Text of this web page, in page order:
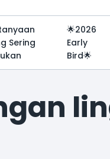
Sering
🌟2026
Early
Bird🌟